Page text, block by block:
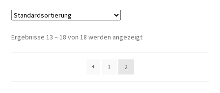
Mein Konto
Ergebnisse 13 – 18 von 18 werden angezeigt
1 2